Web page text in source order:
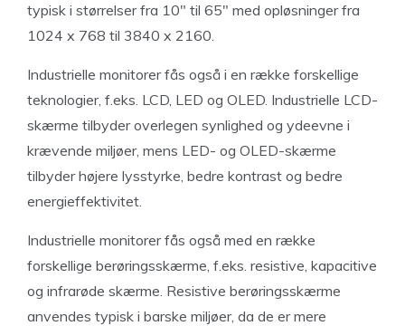
typisk i størrelser fra 10″ til 65″ med opløsninger fra
1024 x 768 til 3840 x 2160.
Industrielle monitorer fås også i en række forskellige
teknologier, f.eks. LCD, LED og OLED. Industrielle LCD-
skærme tilbyder overlegen synlighed og ydeevne i
krævende miljøer, mens LED- og OLED-skærme
tilbyder højere lysstyrke, bedre kontrast og bedre
energieffektivitet.
Industrielle monitorer fås også med en række
forskellige berøringsskærme, f.eks. resistive, kapacitive
og infrarøde skærme. Resistive berøringsskærme
anvendes typisk i barske miljøer, da de er mere